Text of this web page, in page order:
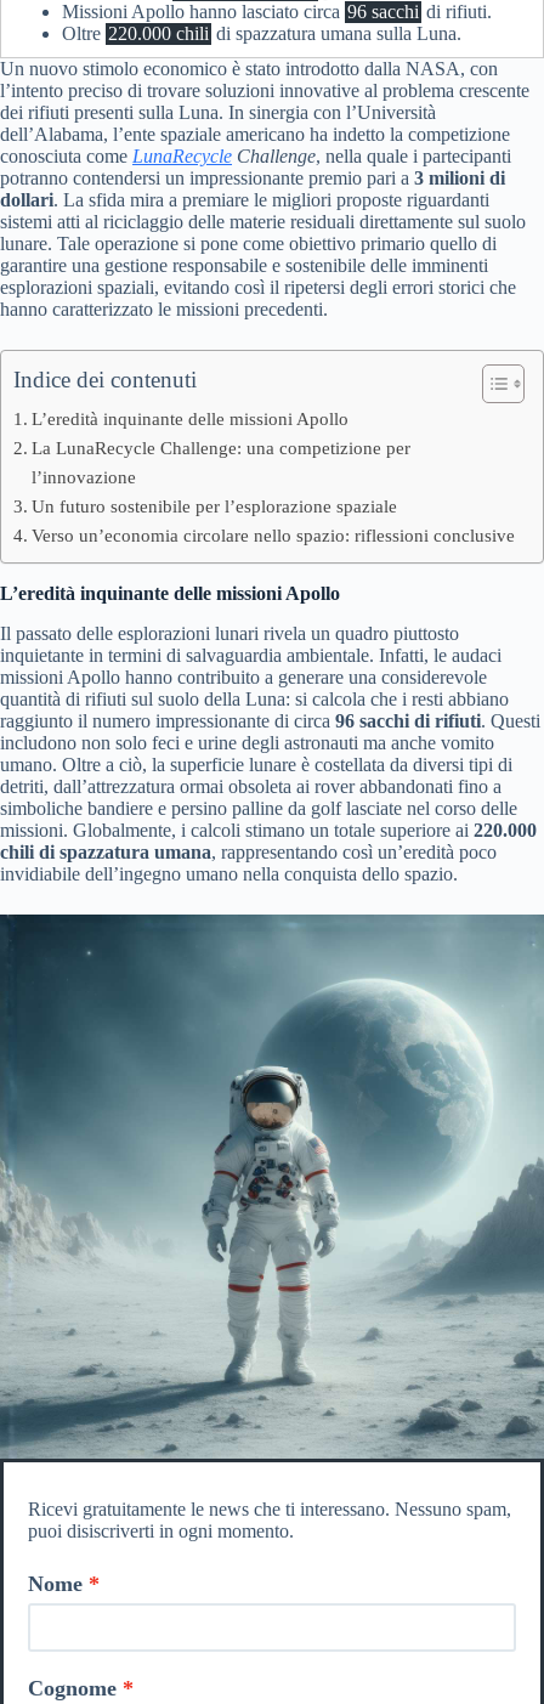
Missioni Apollo hanno lasciato circa 96 sacchi di rifiuti.
Oltre 220.000 chili di spazzatura umana sulla Luna.
Un nuovo stimolo economico è stato introdotto dalla NASA, con
l’intento preciso di trovare soluzioni innovative al problema crescente
dei rifiuti presenti sulla Luna. In sinergia con l’Università
dell’Alabama, l’ente spaziale americano ha indetto la competizione
conosciuta come LunaRecycle Challenge, nella quale i partecipanti
potranno contendersi un impressionante premio pari a 3 milioni di
dollari. La sfida mira a premiare le migliori proposte riguardanti
sistemi atti al riciclaggio delle materie residuali direttamente sul suolo
lunare. Tale operazione si pone come obiettivo primario quello di
garantire una gestione responsabile e sostenibile delle imminenti
esplorazioni spaziali, evitando così il ripetersi degli errori storici che
hanno caratterizzato le missioni precedenti.
Indice dei contenuti
L’eredità inquinante delle missioni Apollo
La LunaRecycle Challenge: una competizione per
l’innovazione
Un futuro sostenibile per l’esplorazione spaziale
Verso un’economia circolare nello spazio: riflessioni conclusive
L’eredità inquinante delle missioni Apollo
Il passato delle esplorazioni lunari rivela un quadro piuttosto
inquietante in termini di salvaguardia ambientale. Infatti, le audaci
missioni Apollo hanno contribuito a generare una considerevole
quantità di rifiuti sul suolo della Luna: si calcola che i resti abbiano
raggiunto il numero impressionante di circa 96 sacchi di rifiuti. Questi
includono non solo feci e urine degli astronauti ma anche vomito
umano. Oltre a ciò, la superficie lunare è costellata da diversi tipi di
detriti, dall’attrezzatura ormai obsoleta ai rover abbandonati fino a
simboliche bandiere e persino palline da golf lasciate nel corso delle
missioni. Globalmente, i calcoli stimano un totale superiore ai 220.000
chili di spazzatura umana, rappresentando così un’eredità poco
invidiabile dell’ingegno umano nella conquista dello spazio.
Ricevi gratuitamente le news che ti interessano. Nessuno spam,
puoi disiscriverti in ogni momento.
Nome
Cognome